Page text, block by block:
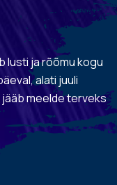
lusti ja rõõmu kogu
alati juuli
jääb meelde terveks